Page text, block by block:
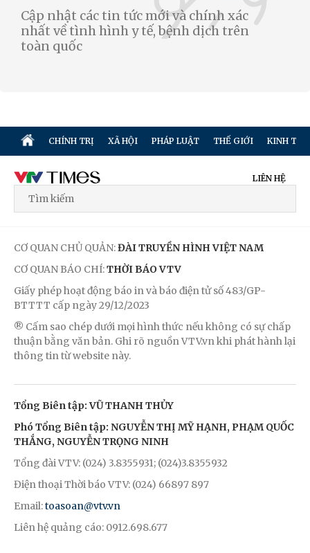
Cập nhật các tin tức mới và chính xác
nhất về tình hình y tế, bệnh dịch trên
toàn quốc
CHÍNH TRỊ XÃ HỘI PHÁP LUẬT THẾ GIỚI KINH TẾ
LIÊN HỆ
CƠ QUAN CHỦ QUẢN:ĐÀI TRUYỀN HÌNH VIỆT NAM
CƠ QUAN BÁO CHÍ:THỜI BÁO VTV
Giấy phép hoạt động báo in và báo điện tử số 483/GP-
BTTTT cấp ngày 29/12/2023
® Cấm sao chép dưới mọi hình thức nếu không có sự chấp
thuận bằng văn bản. Ghi rõ nguồn VTV.vn khi phát hành lại
thông tin từ website này.
Tổng Biên tập: VŨ THANH THỦY
Phó Tổng Biên tập: NGUYỄN THỊ MỸ HẠNH, PHẠM QUỐC
THẮNG, NGUYỄN TRỌNG NINH
Tổng đài VTV: (024) 3.8355931; (024)3.8355932
Điện thoại Thời báo VTV: (024) 66897 897
Email:toasoan@vtv.vn
Liên hệ quảng cáo: 0912.698.677